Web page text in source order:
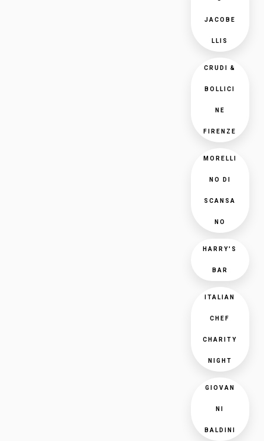
JACOBE
LLIS
CRUDI &
BOLLICI
NE
FIRENZE
MORELLI
NO DI
SCANSA
NO
HARRY'S
BAR
ITALIAN
CHEF
CHARITY
NIGHT
GIOVAN
NI
BALDINI